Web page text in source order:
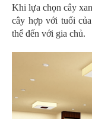
Khi lựa chọn cây
cây hợp với tuổi
thể đến với gia chủ.